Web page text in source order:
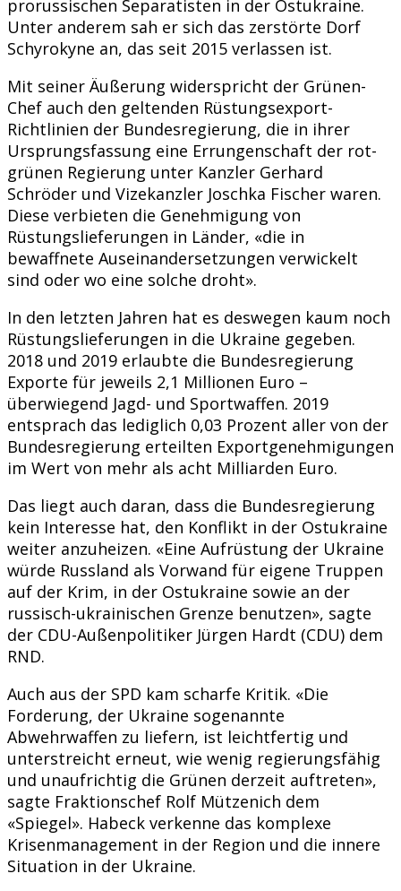
prorussischen Separatisten in der Ostukraine.
Unter anderem sah er sich das zerstörte Dorf
Schyrokyne an, das seit 2015 verlassen ist.
Mit seiner Äußerung widerspricht der Grünen-
Chef auch den geltenden Rüstungsexport-
Richtlinien der Bundesregierung, die in ihrer
Ursprungsfassung eine Errungenschaft der rot-
grünen Regierung unter Kanzler Gerhard
Schröder und Vizekanzler Joschka Fischer waren.
Diese verbieten die Genehmigung von
Rüstungslieferungen in Länder, «die in
bewaffnete Auseinandersetzungen verwickelt
sind oder wo eine solche droht».
In den letzten Jahren hat es deswegen kaum noch
Rüstungslieferungen in die Ukraine gegeben.
2018 und 2019 erlaubte die Bundesregierung
Exporte für jeweils 2,1 Millionen Euro –
überwiegend Jagd- und Sportwaffen. 2019
entsprach das lediglich 0,03 Prozent aller von der
Bundesregierung erteilten Exportgenehmigungen
im Wert von mehr als acht Milliarden Euro.
Das liegt auch daran, dass die Bundesregierung
kein Interesse hat, den Konflikt in der Ostukraine
weiter anzuheizen. «Eine Aufrüstung der Ukraine
würde Russland als Vorwand für eigene Truppen
auf der Krim, in der Ostukraine sowie an der
russisch-ukrainischen Grenze benutzen», sagte
der CDU-Außenpolitiker Jürgen Hardt (CDU) dem
RND.
Auch aus der SPD kam scharfe Kritik. «Die
Forderung, der Ukraine sogenannte
Abwehrwaffen zu liefern, ist leichtfertig und
unterstreicht erneut, wie wenig regierungsfähig
und unaufrichtig die Grünen derzeit auftreten»,
sagte Fraktionschef Rolf Mützenich dem
«Spiegel». Habeck verkenne das komplexe
Krisenmanagement in der Region und die innere
Situation in der Ukraine.